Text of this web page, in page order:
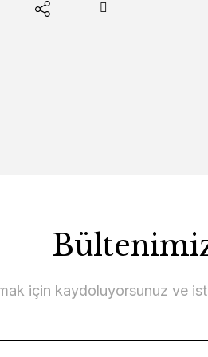
için kaydoluyorsunuz ve